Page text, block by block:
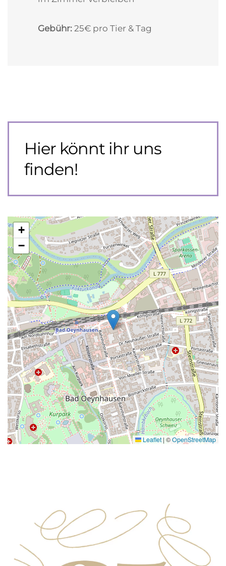
Gebühr: 25€ pro Tier & Tag
Hier könnt ihr uns
finden!
+
−
Leaflet | ©OpenStreetMap